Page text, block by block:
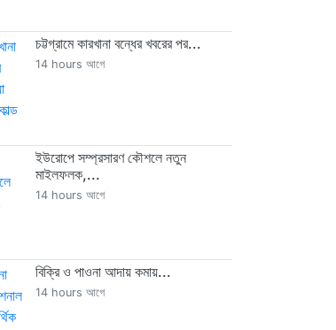
চট্টগ্রামে কারখানা বন্ধের খবরের পর...
14 hours আগে
ইউরোপে সম্প্রসারণ কৌশলে নতুন
মাইলফলক,...
14 hours আগে
বিক্রি ও পাওনা আদায় কমায়...
14 hours আগে